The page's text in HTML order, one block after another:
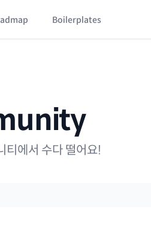
Boilerplates
티에서 수다 떨어요!